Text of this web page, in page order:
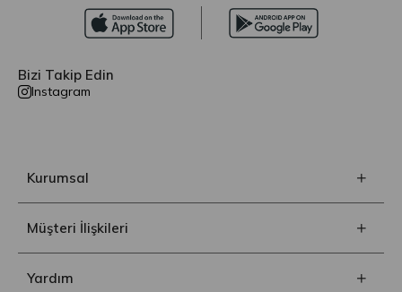
Bizi Takip Edin
Instagram
Kurumsal
Müşteri İlişkileri
Yardım